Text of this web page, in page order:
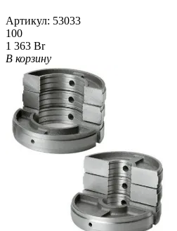
Артикул: 53033
100
1 363 Br
В корзину